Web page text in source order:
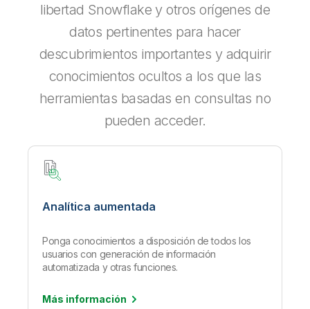
libertad Snowflake y otros orígenes de
datos pertinentes para hacer
descubrimientos importantes y adquirir
conocimientos ocultos a los que las
herramientas basadas en consultas no
pueden acceder.
Analítica aumentada
Ponga conocimientos a disposición de todos los
usuarios con generación de información
automatizada y otras funciones.
Más información